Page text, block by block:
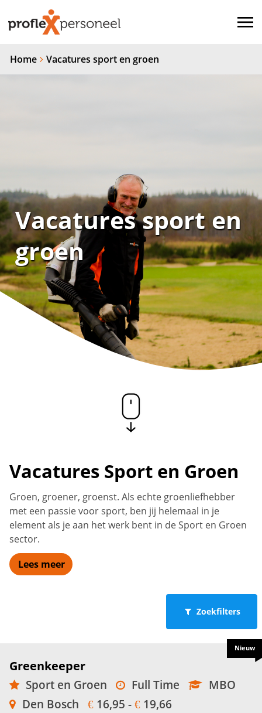
Home Vacatures sport en groen
Vacatures sport en
groen
Vacatures Sport en Groen
Groen, groener, groenst. Als echte groenliefhebber
met een passie voor sport, ben jij helemaal in je
element als je aan het werk bent in de Sport en Groen
sector.
Lees meer
Zoekfilters
Greenkeeper
Sport en Groen Full Time
MBO
Den Bosch
€ 16,95 - € 19,66
Nieuw